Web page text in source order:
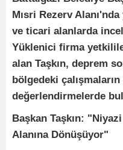
Mısri Rezerv
ve ticari alanlarda
Yüklenici firma
alan Taşkın, deprem
bölgedeki
değerlendirmelerde
Başkan Taşkın:
Alanına Dönüşüyor"